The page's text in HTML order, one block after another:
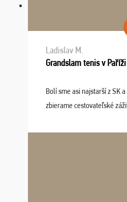
Ladislav M.
Grandslam tenis v
Bolí sme asi najstarší z SK
zbierame cestovateľské
osudu - pohodový šefík